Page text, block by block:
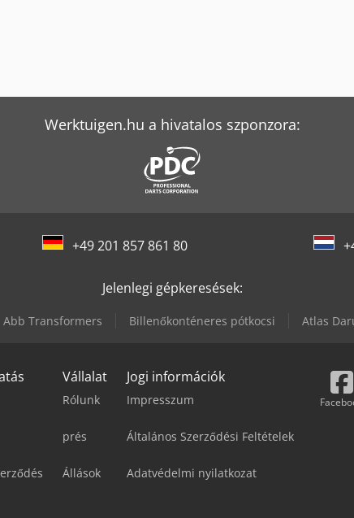
Werktuigen.hu a hivatalos szponzora:
+49 201 857 861 80
Jelenlegi gépkeresések:
Abb Transformers Billenőkonténeres pótkocsi Atlas
Vállalat
Rólunk
prés
Állások
Jogi információk
Impresszum
Általános Szerződési Feltételek
Adatvédelmi nyilatkozat